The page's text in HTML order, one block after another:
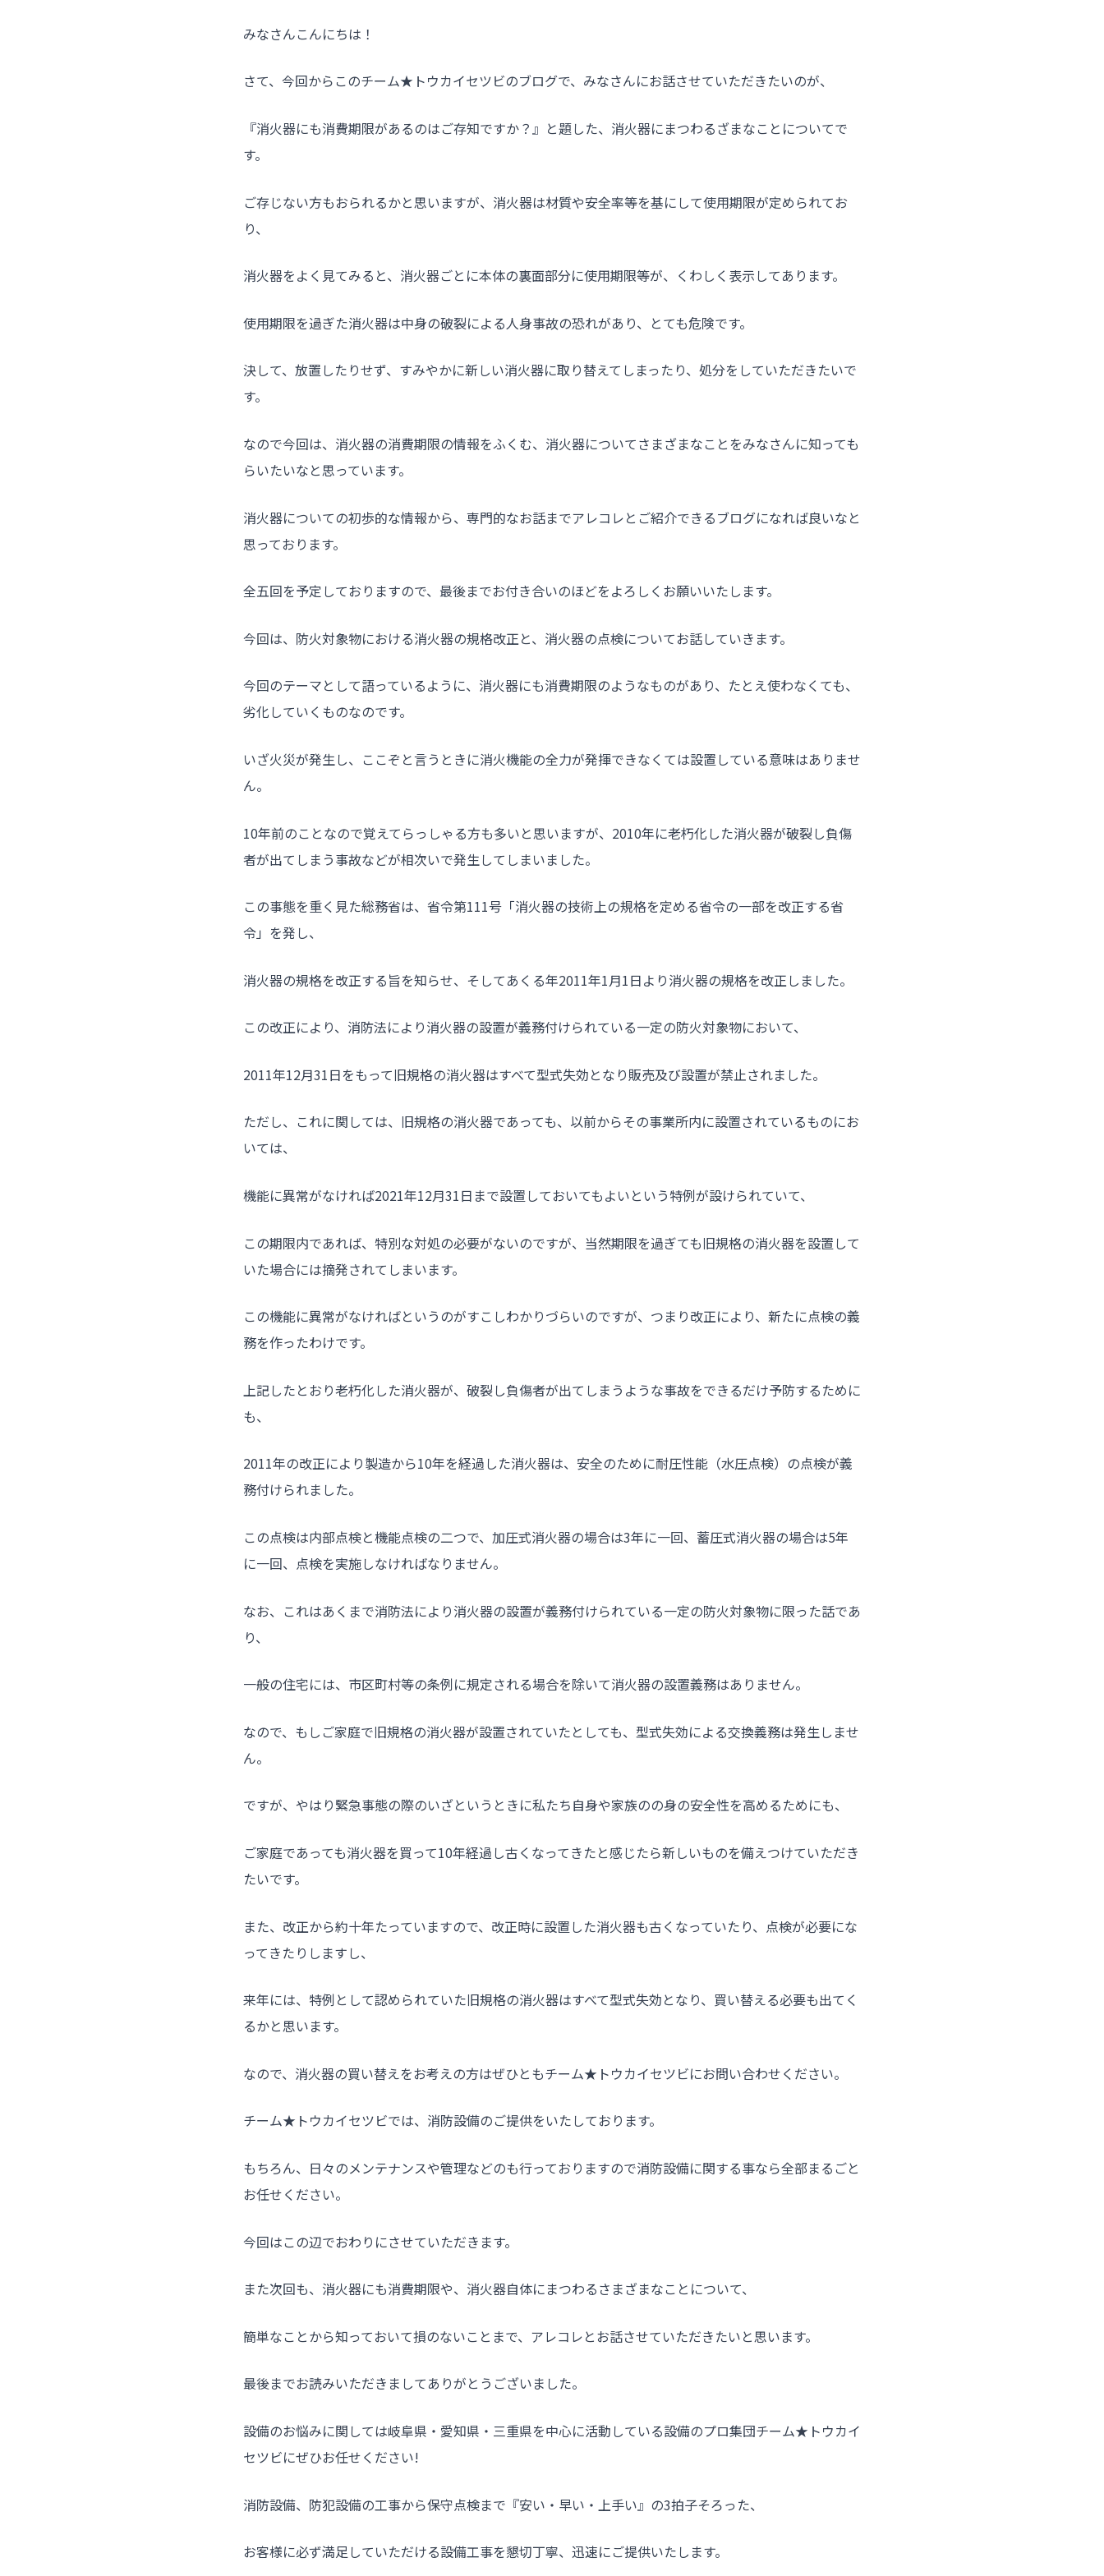
みなさんこんにちは！
さて、今回からこのチーム★トウカイセツビのブログで、みなさんにお話させていただきたいのが、
『消火器にも消費期限があるのはご存知ですか？』と題した、消火器にまつわるざまなことについてで
す。
ご存じない方もおられるかと思いますが、消火器は材質や安全率等を基にして使用期限が定められてお
り、
消火器をよく見てみると、消火器ごとに本体の裏面部分に使用期限等が、くわしく表示してあります。
使用期限を過ぎた消火器は中身の破裂による人身事故の恐れがあり、とても危険です。
決して、放置したりせず、すみやかに新しい消火器に取り替えてしまったり、処分をしていただきたいで
す。
なので今回は、消火器の消費期限の情報をふくむ、消火器についてさまざまなことをみなさんに知っても
らいたいなと思っています。
消火器についての初歩的な情報から、専門的なお話までアレコレとご紹介できるブログになれば良いなと
思っております。
全五回を予定しておりますので、最後までお付き合いのほどをよろしくお願いいたします。
今回は、防火対象物における消火器の規格改正と、消火器の点検についてお話していきます。
今回のテーマとして語っているように、消火器にも消費期限のようなものがあり、たとえ使わなくても、
劣化していくものなのです。
いざ火災が発生し、ここぞと言うときに消火機能の全力が発揮できなくては設置している意味はありませ
ん。
10年前のことなので覚えてらっしゃる方も多いと思いますが、2010年に老朽化した消火器が破裂し負傷
者が出てしまう事故などが相次いで発生してしまいました。
この事態を重く見た総務省は、省令第111号「消火器の技術上の規格を定める省令の一部を改正する省
令」を発し、
消火器の規格を改正する旨を知らせ、そしてあくる年2011年1月1日より消火器の規格を改正しました。
この改正により、消防法により消火器の設置が義務付けられている一定の防火対象物において、
2011年12月31日をもって旧規格の消火器はすべて型式失効となり販売及び設置が禁止されました。
ただし、これに関しては、旧規格の消火器であっても、以前からその事業所内に設置されているものにお
いては、
機能に異常がなければ2021年12月31日まで設置しておいてもよいという特例が設けられていて、
この期限内であれば、特別な対処の必要がないのですが、当然期限を過ぎても旧規格の消火器を設置して
いた場合には摘発されてしまいます。
この機能に異常がなければというのがすこしわかりづらいのですが、つまり改正により、新たに点検の義
務を作ったわけです。
上記したとおり老朽化した消火器が、破裂し負傷者が出てしまうような事故をできるだけ予防するために
も、
2011年の改正により製造から10年を経過した消火器は、安全のために耐圧性能（水圧点検）の点検が義
務付けられました。
この点検は内部点検と機能点検の二つで、加圧式消火器の場合は3年に一回、蓄圧式消火器の場合は5年
に一回、点検を実施しなければなりません。
なお、これはあくまで消防法により消火器の設置が義務付けられている一定の防火対象物に限った話であ
り、
一般の住宅には、市区町村等の条例に規定される場合を除いて消火器の設置義務はありません。
なので、もしご家庭で旧規格の消火器が設置されていたとしても、型式失効による交換義務は発生しませ
ん。
ですが、やはり緊急事態の際のいざというときに私たち自身や家族のの身の安全性を高めるためにも、
ご家庭であっても消火器を買って10年経過し古くなってきたと感じたら新しいものを備えつけていただき
たいです。
また、改正から約十年たっていますので、改正時に設置した消火器も古くなっていたり、点検が必要にな
ってきたりしますし、
来年には、特例として認められていた旧規格の消火器はすべて型式失効となり、買い替える必要も出てく
るかと思います。
なので、消火器の買い替えをお考えの方はぜひともチーム★トウカイセツビにお問い合わせください。
チーム★トウカイセツビでは、消防設備のご提供をいたしております。
もちろん、日々のメンテナンスや管理などのも行っておりますので消防設備に関する事なら全部まるごと
お任せください。
今回はこの辺でおわりにさせていただきます。
また次回も、消火器にも消費期限や、消火器自体にまつわるさまざまなことについて、
簡単なことから知っておいて損のないことまで、アレコレとお話させていただきたいと思います。
最後までお読みいただきましてありがとうございました。
設備のお悩みに関しては岐阜県・愛知県・三重県を中心に活動している設備のプロ集団チーム★トウカイ
セツビにぜひお任せください!
消防設備、防犯設備の工事から保守点検まで『安い・早い・上手い』の3拍子そろった、
お客様に必ず満足していただける設備工事を懇切丁寧、迅速にご提供いたします。